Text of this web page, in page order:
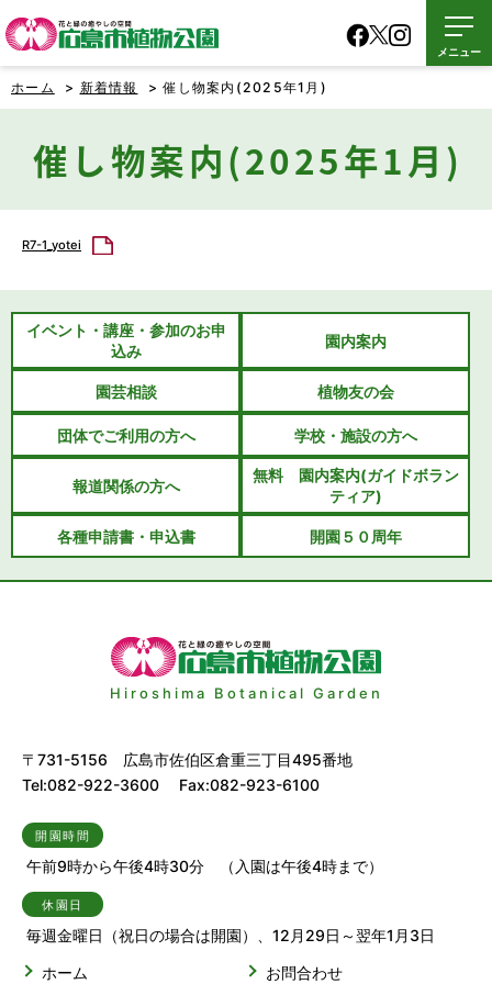
メニュー
ホーム > 新着情報 > 催し物案内(2025年1月)
催し物案内(2025年1月)
R7-1_yotei
イベント・講座・参加のお申
込み
園内案内
園芸相談 植物友の会
団体でご利用の方へ 学校・施設の方へ
報道関係の方へ
無料 園内案内(ガイドボラン
ティア)
各種申請書・申込書 開園５０周年
Hiroshima Botanical Garden
〒731-5156 広島市佐伯区倉重三丁目495番地
Tel:082-922-3600 Fax:082-923-6100
開園時間
午前9時から午後4時30分 （入園は午後4時まで）
休園日
毎週金曜日（祝日の場合は開園）、12月29日～翌年1月3日
ホーム
お問合わせ